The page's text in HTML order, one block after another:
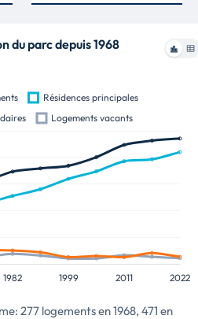
du parc depuis 1968
277 logements en 1968, 471 en